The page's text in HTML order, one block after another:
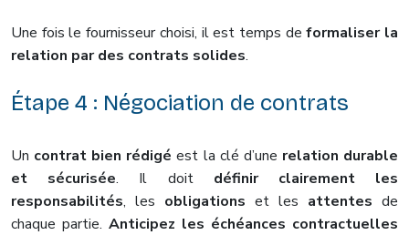
Une fois le fournisseur choisi, il est temps deformaliser la
relation par des contrats solides.
Étape 4 : Négociation de contrats
Un contrat bien rédigé est la clé d’une relation durable
et sécurisée. Il doit définir clairement les
responsabilités, les obligations et les attentes de
chaque partie. Anticipez les échéances contractuelles